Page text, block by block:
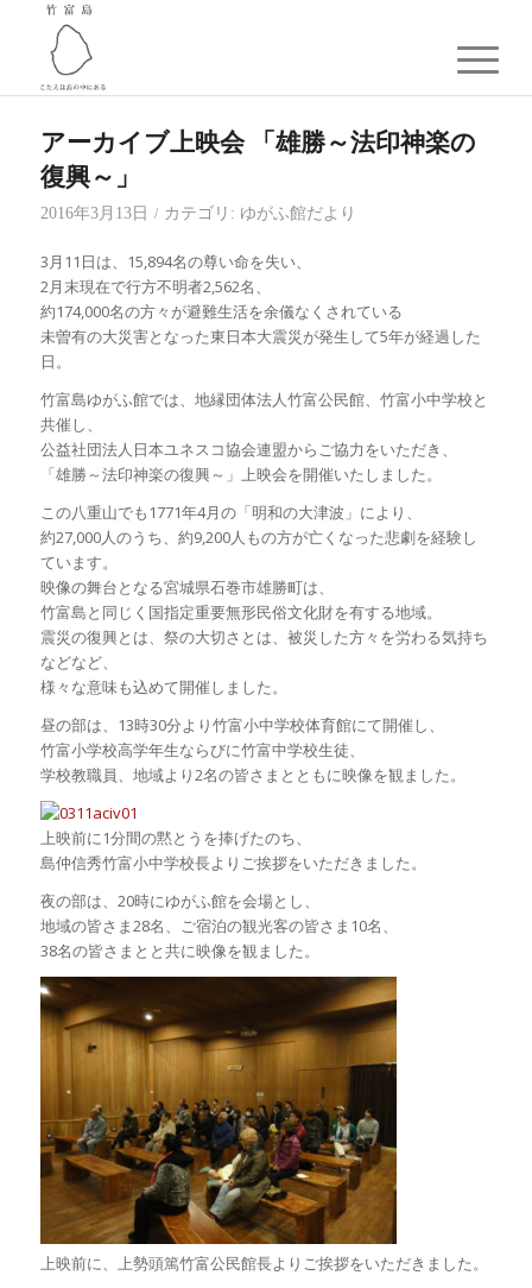
アーカイブ上映会 「雄勝～法印神楽の
復興～」
2016年3月13日 / カテゴリ: ゆがふ館だより
3月11日は、15,894名の尊い命を失い、
2月末現在で行方不明者2,562名、
約174,000名の方々が避難生活を余儀なくされている
未曽有の大災害となった東日本大震災が発生して5年が経過した
日。
竹富島ゆがふ館では、地縁団体法人竹富公民館、竹富小中学校と
共催し、
公益社団法人日本ユネスコ協会連盟からご協力をいただき、
「雄勝～法印神楽の復興～」上映会を開催いたしました。
この八重山でも1771年4月の「明和の大津波」により、
約27,000人のうち、約9,200人もの方が亡くなった悲劇を経験し
ています。
映像の舞台となる宮城県石巻市雄勝町は、
竹富島と同じく国指定重要無形民俗文化財を有する地域。
震災の復興とは、祭の大切さとは、被災した方々を労わる気持ち
などなど、
様々な意味も込めて開催しました。
昼の部は、13時30分より竹富小中学校体育館にて開催し、
竹富小学校高学年生ならびに竹富中学校生徒、
学校教職員、地域より2名の皆さまとともに映像を観ました。
上映前に1分間の黙とうを捧げたのち、
島仲信秀竹富小中学校長よりご挨拶をいただきました。
夜の部は、20時にゆがふ館を会場とし、
地域の皆さま28名、ご宿泊の観光客の皆さま10名、
38名の皆さまとと共に映像を観ました。
上映前に、上勢頭篤竹富公民館長よりご挨拶をいただきました。